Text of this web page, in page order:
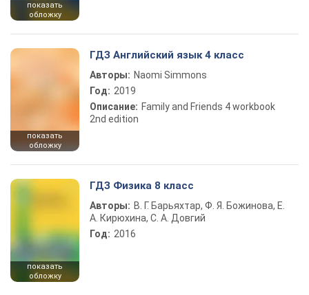
показать
обложку
показать
обложку
ГДЗ Английский язык 4 класс
Авторы: Naomi Simmons
Год: 2019
Описание: Family and Friends 4 workbook
2nd edition
показать
обложку
ГДЗ Физика 8 класс
Авторы: В. Г. Барьяхтар, Ф. Я. Божинова, Е.
А. Кирюхина, С. А. Довгий
Год: 2016